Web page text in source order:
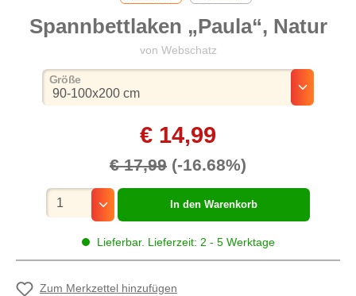
Spannbettlaken „Paula“, Natur
von Webschatz
€ 14,99
€ 17,99 (-16.68%)
Lieferbar. Lieferzeit: 2 - 5 Werktage
Größeauswählen
Mengenauswahl
In den Warenkorb
Zum Merkzettel hinzufügen